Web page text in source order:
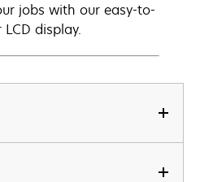
jobs with our easy-to-
display.